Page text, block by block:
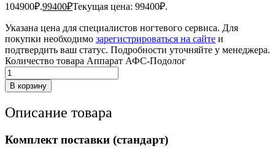
104900₽.99400₽Текущая цена: 99400₽.
Указана цена для специалистов ногтевого сервиса. Для
покупки необходимо зарегистрироваться на сайте и
подтвердить ваш статус. Подробности уточняйте у менеджера.
Количество товара Аппарат АФС-Подолог
В корзину
Описание товара
Комплект поставки (стандарт)